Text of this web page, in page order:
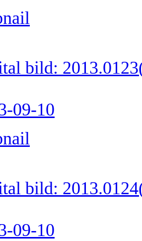
bild:
09-10
bild:
09-10